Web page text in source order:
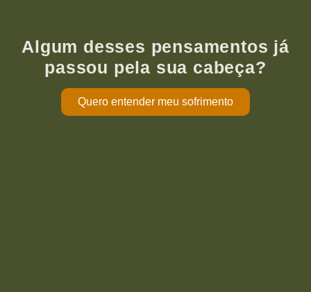
Algum desses pensamentos já
passou pela sua cabeça?
Quero entender meu sofrimento